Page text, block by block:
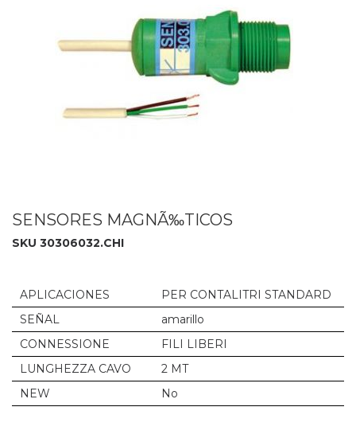
SENSORES MAGNÃ‰TICOS
SKU 30306032.CHI
APLICACIONES
PER CONTALITRI STANDARD
SEÑAL
amarillo
CONNESSIONE
FILI LIBERI
LUNGHEZZA CAVO
2 MT
NEW
No